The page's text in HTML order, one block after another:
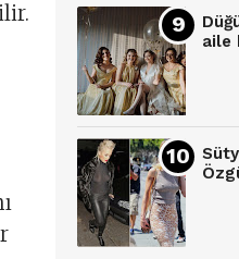
aile